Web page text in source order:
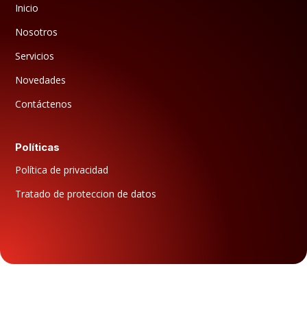
Inicio
Nosotros
Servicios
Novedades
Contáctenos
Políticas
Política de privacidad
Tratado de proteccion de datos